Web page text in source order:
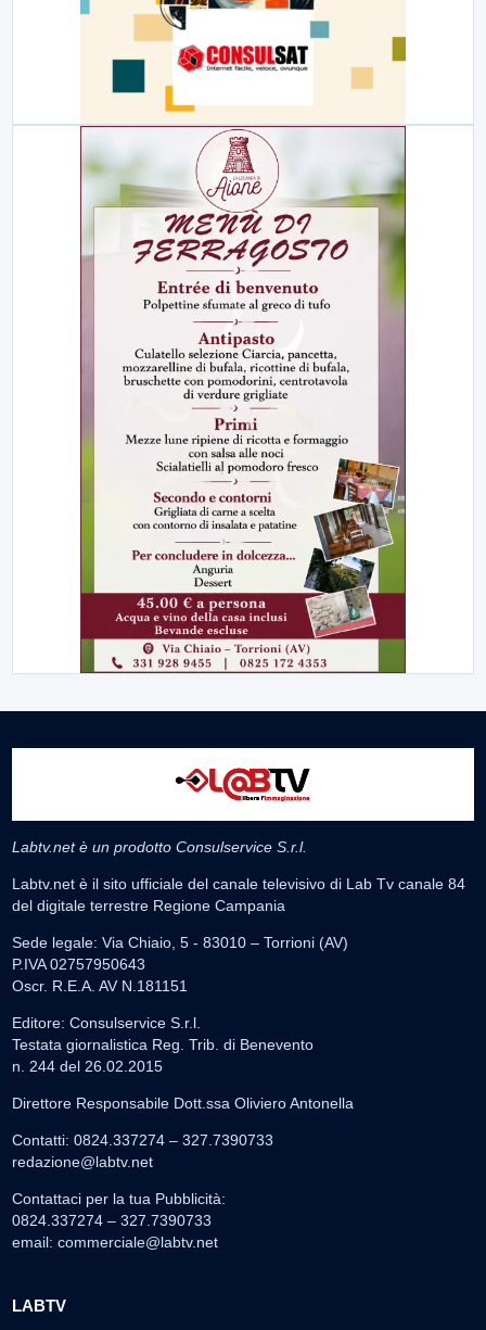
Labtv.net è un prodotto Consulservice S.r.l.
Labtv.net è il sito ufficiale del canale televisivo di Lab Tv canale 84
del digitale terrestre Regione Campania
Sede legale: Via Chiaio, 5 - 83010 – Torrioni (AV)
P.IVA 02757950643
Oscr. R.E.A. AV N.181151
Editore: Consulservice S.r.l.
Testata giornalistica Reg. Trib. di Benevento
n. 244 del 26.02.2015
Direttore Responsabile Dott.ssa Oliviero Antonella
Contatti: 0824.337274 – 327.7390733
redazione@labtv.net
Contattaci per la tua Pubblicità:
0824.337274 – 327.7390733
email: commerciale@labtv.net
LABTV